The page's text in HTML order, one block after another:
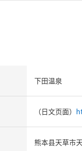
下田温泉
（日文页面）
熊本县天草市